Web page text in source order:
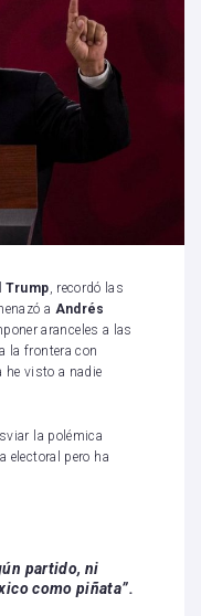
Trump, recordó las
a Andrés
aranceles a las
la frontera con
he visto a nadie
la polémica
electoral pero ha
partido, ni
como piñata”.